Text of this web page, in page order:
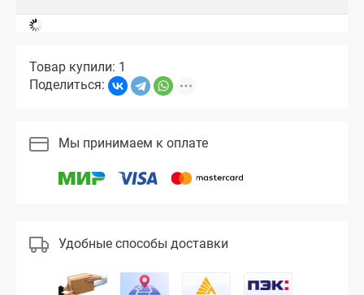
Товар купили: 1
Поделиться:
Мы принимаем к оплате
Удобные способы доставки